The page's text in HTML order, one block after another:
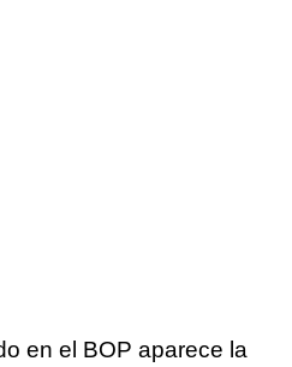
en el BOP aparece la